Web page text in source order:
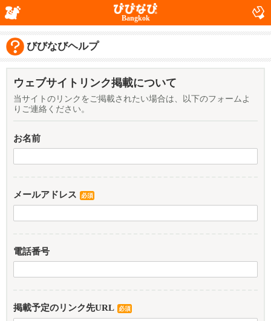
Bangkok
びびなびヘルプ
ウェブサイトリンク掲載について
当サイトのリンクをご掲載されたい場合は、以下のフォームよ
りご連絡ください。
お名前
メールアドレス 必須
電話番号
掲載予定のリンク先URL 必須